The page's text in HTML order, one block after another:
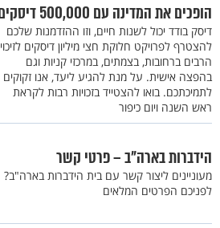
הופכים את המדינה עם 500,000 דיסקים!
דיסק בודד יכול לשנות חיים, וזו ההזדמנות שלכם
להצטרף לפרויקט חלוקת חצי מיליון דיסקים לזיכוי
הרבים ברחובות, בצמתים, במרכזי קניות וגם
בהפצה אישית. על מנת להגיע ליעד, אנו זקוקים
לתמיכתכם. בואו להצטייד בזכויות רבות לקראת
ראש השנה ויום כיפור
הידברות בארה"ב – פרטי קשר
מעוניינים ליצור קשר עם בית הידברות בארה"ב?
לפניכם הפרטים המלאים